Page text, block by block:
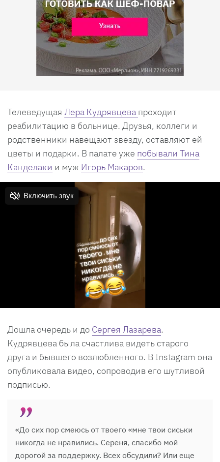
Телеведущая Лера Кудрявцева проходит
реабилитацию в больнице. Друзья, коллеги и
родственники навещают звезду, оставляют ей
цветы и подарки. В палате уже побывали Тина
Канделаки и муж Игорь Макаров.
Дошла очередь и до Сергея Лазарева.
Кудрявцева была счастлива видеть старого
друга и бывшего возлюбленного. В Instagram она
опубликовала видео, сопроводив его шутливой
подписью.
«До сих пор смеюсь от твоего «мне твои сиськи
никогда не нравились. Сереня, спасибо мой
дорогой за поддержку. Всех обсудили? Или еще